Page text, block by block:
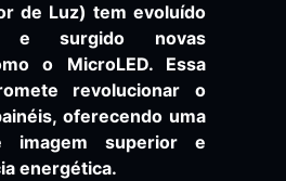
de Luz) tem evoluído
e surgido novas
o MicroLED. Essa
revolucionar o
oferecendo uma
imagem superior e
energética.